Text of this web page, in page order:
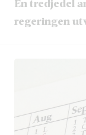
En tredjedel
regeringen